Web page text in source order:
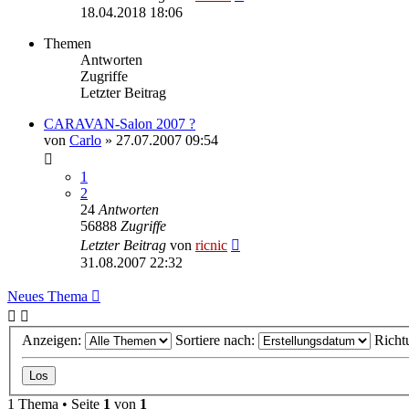
18.04.2018 18:06
Themen
Antworten
Zugriffe
Letzter Beitrag
CARAVAN-Salon 2007 ?
von Carlo » 27.07.2007 09:54
1
2
24 Antworten
56888 Zugriffe
Letzter Beitrag von ricnic
31.08.2007 22:32
Neues Thema
Anzeigen: Sortiere nach:
1 Thema • Seite 1 von 1